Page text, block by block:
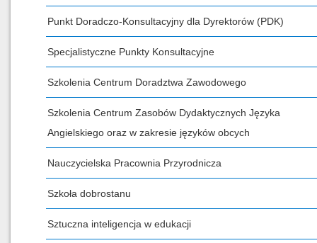
Punkt Doradczo-Konsultacyjny dla Dyrektorów (PDK)
Specjalistyczne Punkty Konsultacyjne
Szkolenia Centrum Doradztwa Zawodowego
Szkolenia Centrum Zasobów Dydaktycznych Języka
Angielskiego oraz w zakresie języków obcych
Nauczycielska Pracownia Przyrodnicza
Szkoła dobrostanu
Sztuczna inteligencja w edukacji